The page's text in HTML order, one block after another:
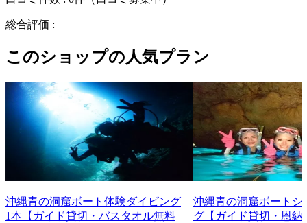
総合評価 :
このショップの人気プラン
沖縄青の洞窟ボート体験ダイビング
1本【ガイド貸切・バスタオル無料
沖縄青の洞窟ボートシ
グ【ガイド貸切・恩納